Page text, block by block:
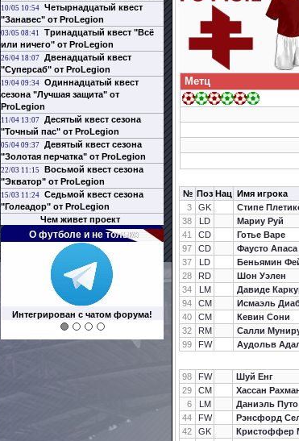
10/05 10:54 Четырнадцатый квест
"Занавес" от ProLegion
03/05 08:41
Тринадцатый квест "Всё
или ничего" от ProLegion
26/04 18:07 Двенадцатый квест
"Суперсаб" от ProLegion
19/04 09:34 Одиннадцатый квест
сезона "Лучшая защита" от
ProLegion
11/04 13:07 Десятый квест сезона
"Точный пас" от ProLegion
05/04 09:37 Девятый квест сезона
"Золотая перчатка" от ProLegion
22/03 11:15
Восьмой квест сезона
"Экватор" от ProLegion
15/03 11:24 Седьмой квест сезона
"Голеадор" от ProLegion
Чем живет проект
О футболе и не только
Интегрирован с чатом форума!
Метц
№ Поз Нац Имя игрока
3
GK Стипе
38
LD Мариу Руй
41
CD Готье Варе
97
CD Фаусто Апаса
37
LD Беньямин
28
RD Шон Уэлен
34
LM Давиде
94
CM Исмаэль
40
CM Кевин Сони
32
RM Салли
99
FW Аудольв
98 FW Шуй Енг
29
CM Хассан
6
LM Даниэль Путо
44
FW Рэнсфорд
42
GK Кристоффер